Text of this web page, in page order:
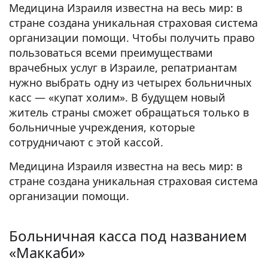
Медицина Израиля известна на весь мир: в
стране создана уникальная страховая система
организации помощи. Чтобы получить право
пользоваться всеми преимуществами
врачебных услуг в Израиле, репатриантам
нужно выбрать одну из четырех больничных
касс — «купат холим». В будущем новый
житель страны сможет обращаться только в
больничные учреждения, которые
сотрудничают с этой кассой.
Медицина Израиля известна на весь мир: в
стране создана уникальная страховая система
организации помощи.
Больничная касса под названием
«Маккаби»